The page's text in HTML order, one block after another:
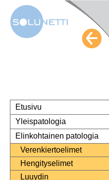
Etusivu
Yleispatologia
Elinkohtainen patologia
Verenkiertoelimet
Hengityselimet
Luuydin